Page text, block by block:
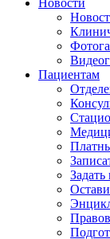
Новости
Пациентам
Задать